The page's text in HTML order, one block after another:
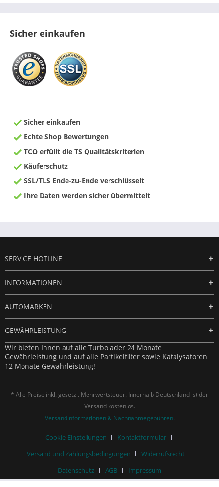
Sicher einkaufen
Sicher einkaufen
Echte Shop Bewertungen
TCO erfüllt die TS Qualitätskriterien
Käuferschutz
SSL/TLS Ende-zu-Ende verschlüsselt
Ihre Daten werden sicher übermittelt
SERVICE HOTLINE
INFORMATIONEN
AUTOMARKEN
GEWÄHRLEISTUNG
Wir bieten Ihnen auf alle Turbolader 24 Monate
Gewährleistung und auf alle Partikelfilter sowie Katalysatoren
12 Monate Gewährleistung!
* Alle Preise inkl. gesetzl. Mehrwertsteuer. Innerhalb Deutschland ist der
Versand kostenlos.
Versandinformationen & Nachnahmegebühren.
Cookie-Einstellungen
Kontaktformular
Versand und Zahlungsbedingungen
Widerrufsrecht
Datenschutz
AGB Impressum